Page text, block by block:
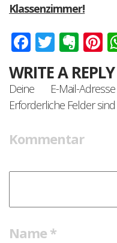
Klassenzimmer!
Facebook
Twitter
WRITE A
Deine E-Mail-
Erforderliche Felder
Kommentar
Name *